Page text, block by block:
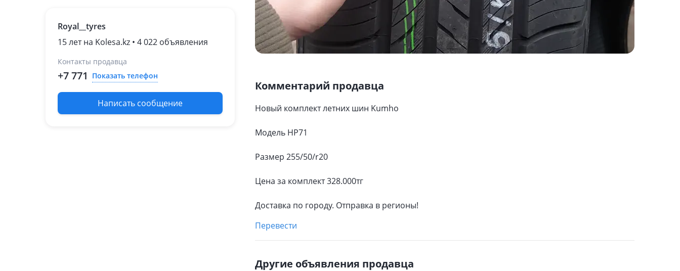
Royal__tyres
15 лет на Kolesa.kz • 4 022 объявления
Контакты продавца
+7 771 Показать телефон
Написать сообщение
Комментарий продавца
Новый комплект летних шин Kumho
Модель HP71
Размер 255/50/r20
Цена за комплект 328.000тг
Доставка по городу. Отправка в регионы!
Перевести
Другие объявления продавца